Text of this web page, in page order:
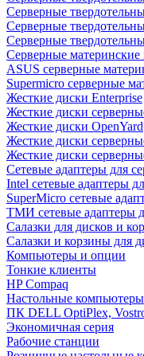
Cерверные
Cерверные
Cерверные
Серверные материнские
ASUS серверные
Supermicro серверные
Жесткие диски Enterprise
Жесткие диски
Жесткие диски OpenYard
Жесткие диски
Жесткие диски
Сетевые адаптеры для
Intel сетевые адаптеры
SuperMicro сетевые
ТМИ сетевые адаптеры
Салазки для дисков и
Салазки и корзины для
Компьютеры и опции
Тонкие клиенты
HP Compaq
Настольные компьютеры
ПК DELL OptiPlex,
Экономичная серия
Рабочие станции